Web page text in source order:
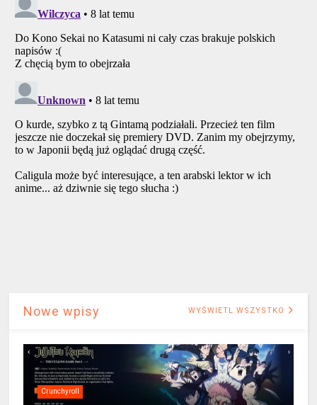
Nowe wpisy WYŚWIETL WSZYSTKO
Crunchyroll